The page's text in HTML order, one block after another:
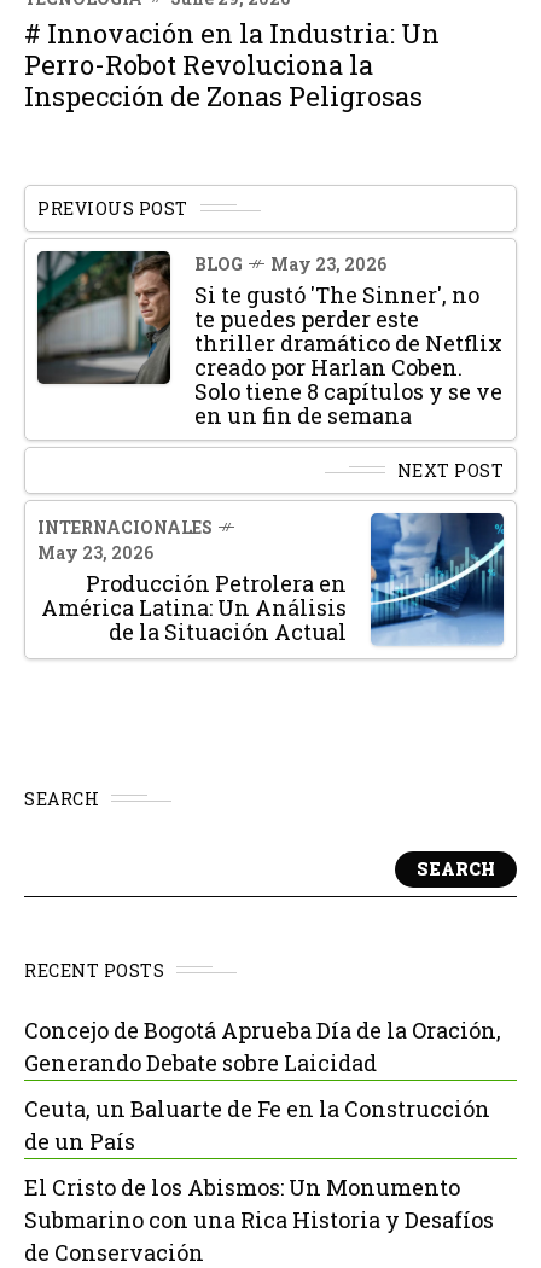
# Innovación en la Industria: Un
Perro-Robot Revoluciona la
Inspección de Zonas Peligrosas
PREVIOUS POST
BLOG May 23, 2026
Si te gustó 'The Sinner', no
te puedes perder este
thriller dramático de Netflix
creado por Harlan Coben.
Solo tiene 8 capítulos y se ve
en un fin de semana
NEXT POST
INTERNACIONALES
May 23, 2026
Producción Petrolera en
América Latina: Un Análisis
de la Situación Actual
SEARCH
SEARCH
RECENT POSTS
Concejo de Bogotá Aprueba Día de la Oración,
Generando Debate sobre Laicidad
Ceuta, un Baluarte de Fe en la Construcción
de un País
El Cristo de los Abismos: Un Monumento
Submarino con una Rica Historia y Desafíos
de Conservación